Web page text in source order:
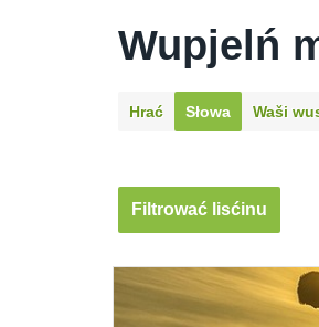
Wupjelń
Hrać Słowa Waši
Filtrować lisćinu